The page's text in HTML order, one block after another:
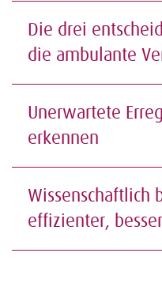
Die drei
die ambulante
Unerwartete
erkennen
Wissenschaftlich
effizienter,